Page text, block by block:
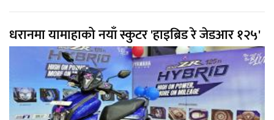
धरानमा यामाहाको नयाँ स्कुटर 'हाइब्रिड रे जेडआर १२५'